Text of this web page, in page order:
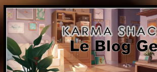
Passer
au
contenu